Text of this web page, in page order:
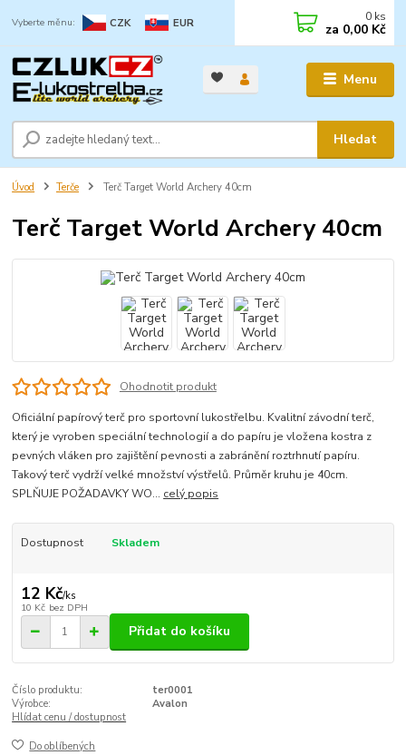
Menu
CZK EUR
Hledat
0 ks
za 0,00 Kč
Úvod Terče Terč Target World Archery 40cm
Terč Target World Archery 40cm
Ohodnotit produkt
Oficiální papírový terč pro sportovní lukostřelbu. Kvalitní závodní terč,
který je vyroben speciální technologií a do papíru je vložena kostra z
pevných vláken pro zajištění pevnosti a zabránění roztrhnutí papíru.
Takový terč vydrží velké množství výstřelů. Průměr kruhu je 40cm.
SPLŇUJE POŽADAVKY WO... celý popis
Dostupnost Skladem
12 Kč/ks
10 Kč bez DPH
Přidat do košíku
Číslo produktu:
ter0001
Výrobce:
Avalon
Hlídat cenu / dostupnost
Do oblíbených